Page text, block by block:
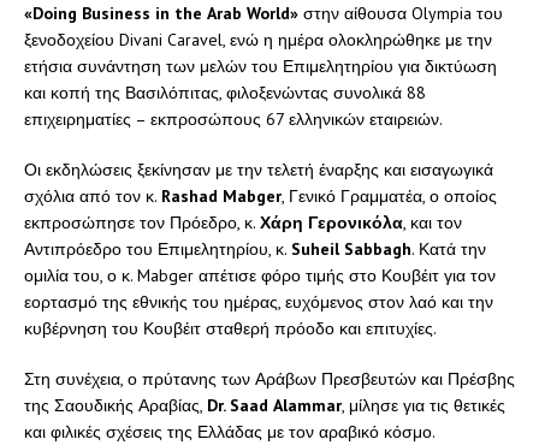
«Doing Business in the Arab World» στην αίθουσα Olympia του
ξενοδοχείου Divani Caravel, ενώ η ημέρα ολοκληρώθηκε με την
ετήσια συνάντηση των μελών του Επιμελητηρίου για δικτύωση
και κοπή της Βασιλόπιτας, φιλοξενώντας συνολικά 88
επιχειρηματίες – εκπροσώπους 67 ελληνικών εταιρειών.
Οι εκδηλώσεις ξεκίνησαν με την τελετή έναρξης και εισαγωγικά
σχόλια από τον κ. Rashad Mabger, Γενικό Γραμματέα, ο οποίος
εκπροσώπησε τον Πρόεδρο, κ. Χάρη Γερονικόλα, και τον
Αντιπρόεδρο του Επιμελητηρίου, κ. Suheil Sabbagh. Κατά την
ομιλία του, ο κ. Mabger απέτισε φόρο τιμής στο Κουβέιτ για τον
εορτασμό της εθνικής του ημέρας, ευχόμενος στον λαό και την
κυβέρνηση του Κουβέιτ σταθερή πρόοδο και επιτυχίες.
Στη συνέχεια, ο πρύτανης των Αράβων Πρεσβευτών και Πρέσβης
της Σαουδικής Αραβίας, Dr. Saad Alammar, μίλησε για τις θετικές
και φιλικές σχέσεις της Ελλάδας με τον αραβικό κόσμο.